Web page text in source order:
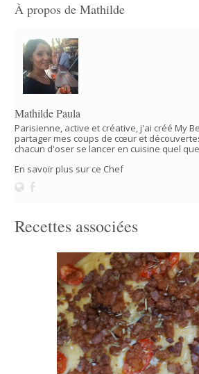
À propos de Mathilde
Mathilde Paula
Parisienne, active et créative, j'ai créé My
partager mes coups de cœur et
chacun d'oser se lancer en cuisine quel
En savoir plus sur ce Chef
Recettes associées